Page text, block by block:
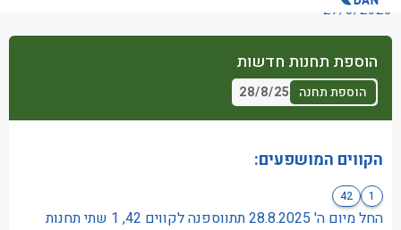
בְּאֲתָר
זֶה
מֻפְעֶלֶת
מַעֲרֶכֶת
נָגִישׁ
הַמְּסַיַּעַת
לִנְגִישׁוּת
הָאֲתָר.
27/8/2025
הוספת תחנות חדשות
הוספת תחנה 28/8/25
הקווים המושפעים:
1
42
החל מיום ה' 28.8.2025 תתווספנה לקווים 42, 1 שתי תחנות